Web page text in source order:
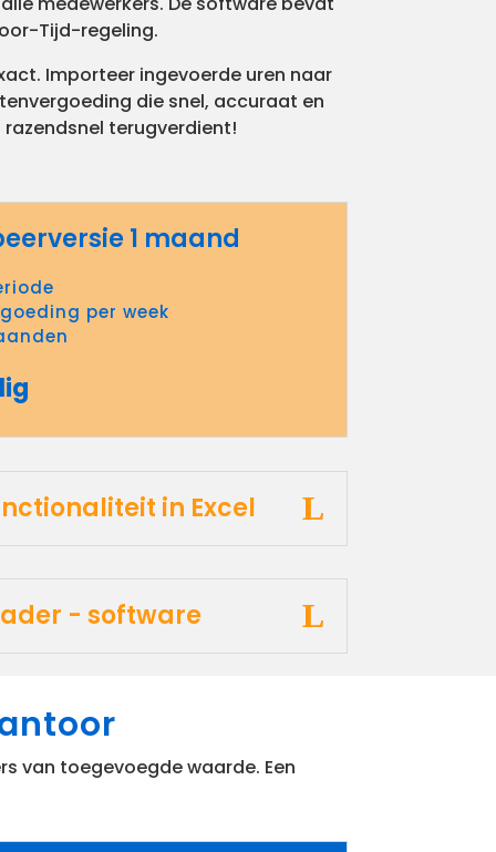
Tijd-regeling.
Importeer ingevoerde uren naar
die snel, accuraat en
terugverdient!
1 maand
per week
in Excel
- software
van toegevoegde waarde. Een